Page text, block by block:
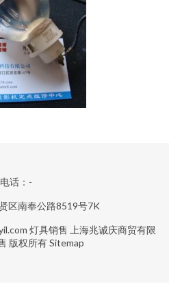
电话：-
区南奉公路8519号7K
灯具销售
上海兆诚庆商贸有限
版权所有Sitemap